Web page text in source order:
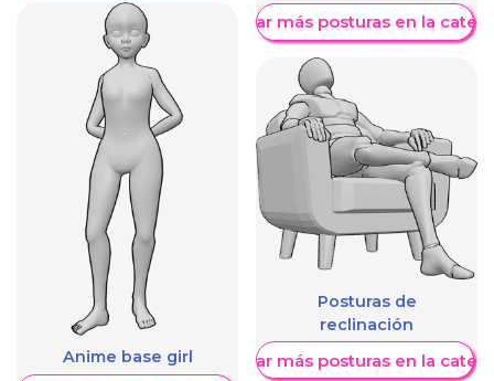
Anime base girl
Mostrar más posturas en la
Posturas de
reclinación
Mostrar más posturas en la